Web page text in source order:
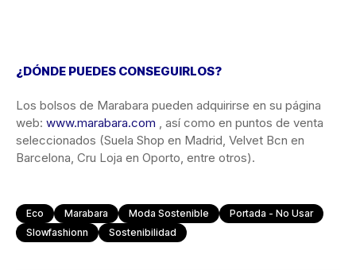
¿DÓNDE PUEDES CONSEGUIRLOS?
Los bolsos de Marabara pueden adquirirse en su página
web: www.marabara.com , así como en puntos de venta
seleccionados (Suela Shop en Madrid, Velvet Bcn en
Barcelona, Cru Loja en Oporto, entre otros).
Eco Marabara Moda Sostenible
Portada - No Usar
Slowfashionn
Sostenibilidad